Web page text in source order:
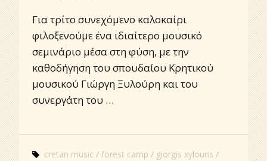
Για τρίτο συνεχόμενο καλοκαίρι
φιλοξενούμε ένα ιδιαίτερο μουσικό
σεμινάριο μέσα στη φύση, με την
καθοδήγηση του σπουδαίου Κρητικού
μουσικού Γιώργη Ξυλούρη και του
συνεργάτη του …
cretan music forest camp
giorgis xylouris